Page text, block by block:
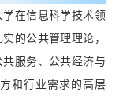
在信息科学技术领
的公共管理理论，
服务、公共经济与
和行业需求的高层